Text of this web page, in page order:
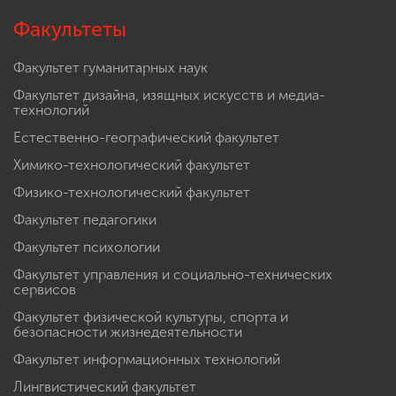
Факультеты
Факультет гуманитарных наук
Факультет дизайна, изящных искусств и медиа-
технологий
Естественно-географический факультет
Химико-технологический факультет
Физико-технологический факультет
Факультет педагогики
Факультет психологии
Факультет управления и социально-технических
сервисов
Факультет физической культуры, спорта и
безопасности жизнедеятельности
Факультет информационных технологий
Лингвистический факультет